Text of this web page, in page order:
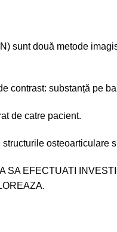
sunt două metode
contrast: substanță pe
de catre pacient.
EFECTUATI